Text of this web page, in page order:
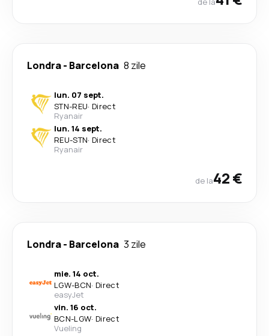
Londra- Barcelona 8 zile
lun. 07 sept.
STN-REU· Direct
Ryanair
lun. 14 sept.
REU-STN· Direct
Ryanair
de la42 €
Londra- Barcelona 3 zile
mie. 14 oct.
LGW-BCN· Direct
easyJet
vin. 16 oct.
BCN-LGW· Direct
Vueling